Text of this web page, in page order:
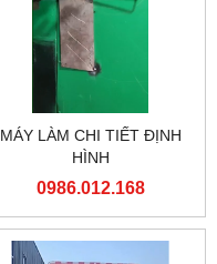
MÁY LÀM CHI TIẾT ĐỊNH
HÌNH
0986.012.168